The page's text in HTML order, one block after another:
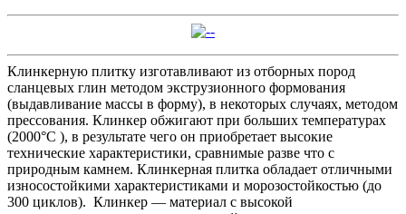
Клинкерную плитку изготавливают из отборных пород
сланцевых глин методом экструзионного формования
(выдавливание массы в форму), в некоторых случаях, методом
прессования. Клинкер обжигают при больших температурах
(2000°С ), в результате чего он приобретает высокие
технические характеристики, сравнимые разве что с
природным камнем. Клинкерная плитка обладает отличными
износостойкими характеристиками и морозостойкостью (до
300 циклов). Клинкер — материал с высокой